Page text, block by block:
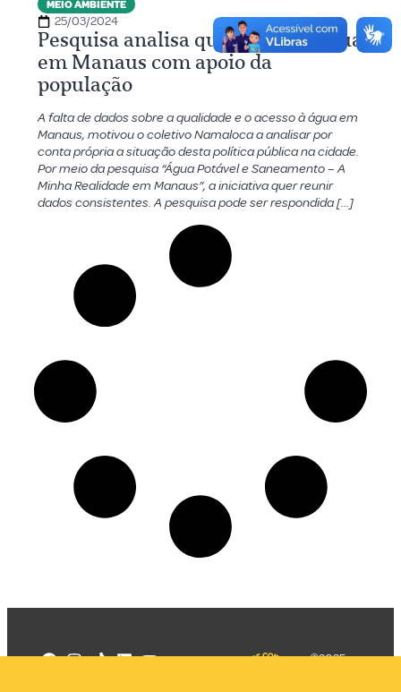
MEIO AMBIENTE
25/03/2024
Pesquisa analisa qualidade da água
em Manaus com apoio da
população
A falta de dados sobre a qualidade e o acesso à água em
Manaus, motivou o coletivo Namaloca a analisar por
conta própria a situação desta política pública na cidade.
Por meio da pesquisa “Água Potável e Saneamento – A
Minha Realidade em Manaus”, a iniciativa quer reunir
dados consistentes. A pesquisa pode ser respondida […]
©2025